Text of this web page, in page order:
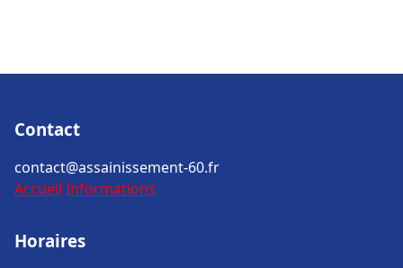
Contact
contact@assainissement-60.fr
Accueil Informations
Horaires